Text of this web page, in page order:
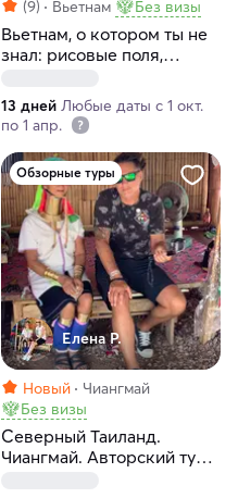
(9) Вьетнам Без визы
Вьетнам, о котором ты не
знал: рисовые поля,
дизайнерские отели и
простые радости
13 дней Любые даты с 1 окт.
по 1 апр.
Обзорные туры
Елена Р.
Новый
Чиангмай
Без визы
Северный Таиланд.
Чиангмай. Авторский тур-